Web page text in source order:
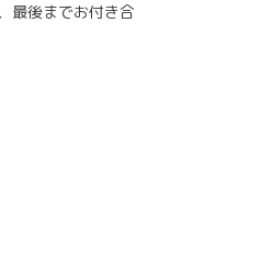
最後までお付き合